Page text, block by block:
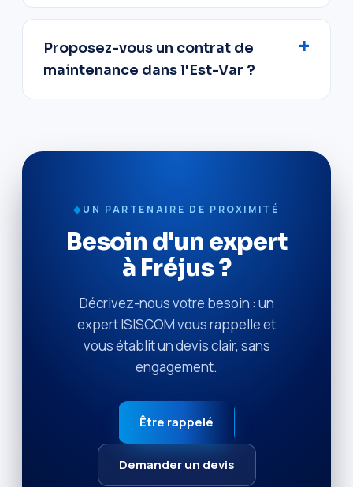
Proposez-vous un contrat de
maintenance dans l'Est-Var ?
◆UN PARTENAIRE DE PROXIMITÉ
Besoin d'un expert
à Fréjus ?
Décrivez-nous votre besoin : un
expert ISISCOM vous rappelle et
vous établit un devis clair, sans
engagement.
Être rappelé
Demander un devis